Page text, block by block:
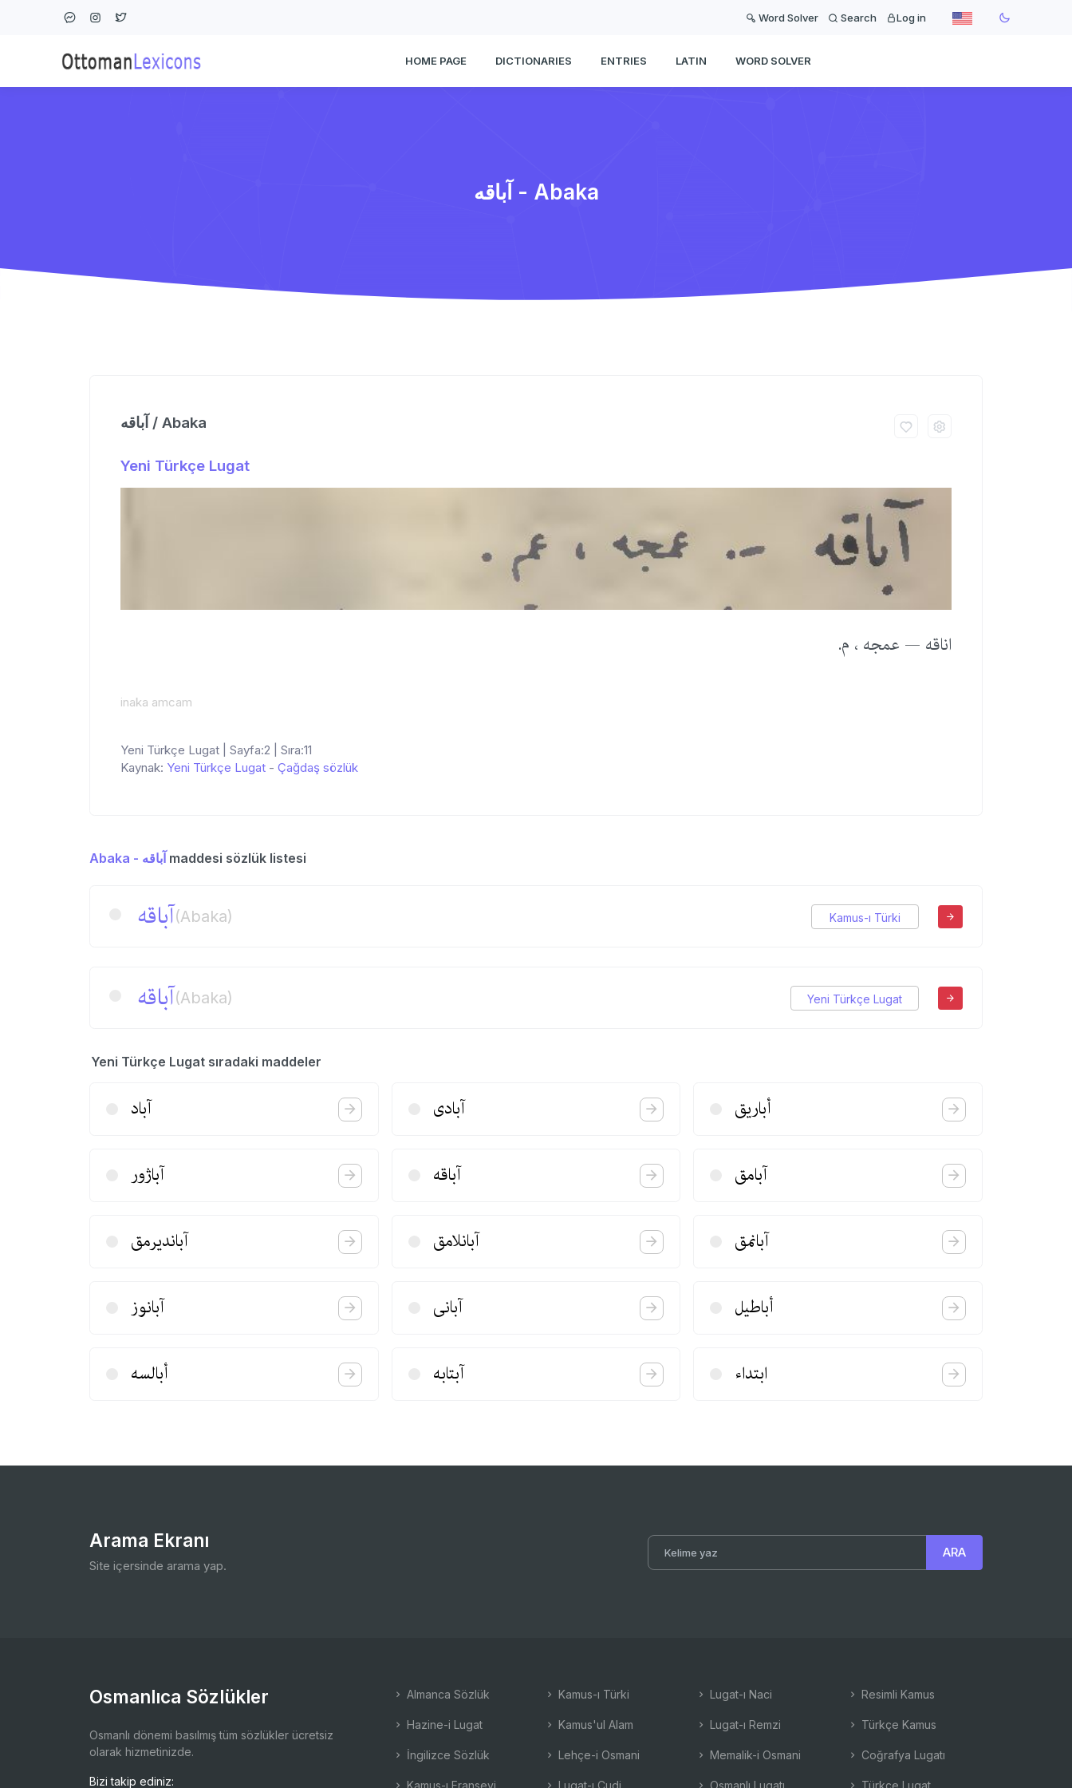
Word Solver Search Log in
HOME PAGE DICTIONARIES ENTRIES LATIN WORD SOLVER
آباقه - Abaka
آباقه / Abaka
Yeni Türkçe Lugat
اناقه — عمجه ، م.
inaka amcam
Yeni Türkçe Lugat | Sayfa:2 | Sıra:11
Kaynak: Yeni Türkçe Lugat - Çağdaş sözlük
Abaka - آباقه maddesi sözlük listesi
آباقه‌(Abaka) Kamus-ı Türki
آباقه(Abaka) Yeni Türkçe Lugat
Yeni Türkçe Lugat sıradaki maddeler
آباد آبادی أباریق
آباژور آباقه آبامق
آباندیرمق آبانلامق آبانمق
آبانوز آبانی أباطیل
أبالسه آبتابه ابتداء
Arama Ekranı
Site içersinde arama yap.
Osmanlıca Sözlükler
Osmanlı dönemi basılmış tüm sözlükler ücretsiz
olarak hizmetinizde.
Bizi takip ediniz:
Almanca Sözlük
Hazine-i Lugat
İngilizce Sözlük
Kamus-ı Türki
Kamus'ul Alam
Lehçe-i Osmani
Lugat-ı Naci
Lugat-ı Remzi
Memalik-i Osmani
Resimli Kamus
Türkçe Kamus
Coğrafya Lugatı